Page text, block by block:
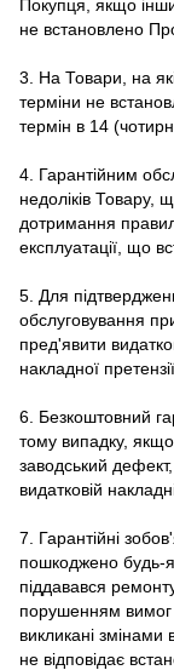
Покупця, якщо
не встановлено
3. На Товари, на
терміни не
термін в 14
4. Гарантійним
недоліків Товару,
дотримання
експлуатації, що
5. Для
обслуговування
пред'явити
накладної
6. Безкоштовний
тому випадку,
заводський дефект,
видатковій
7. Гарантійні
пошкоджено будь-
піддавався
порушенням вимог
викликані
не відповідає